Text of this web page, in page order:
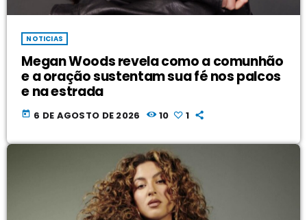
NOTICIAS
Megan Woods revela como a comunhão
e a oração sustentam sua fé nos palcos
e na estrada
today 6 DE AGOSTO DE 2026 10 1